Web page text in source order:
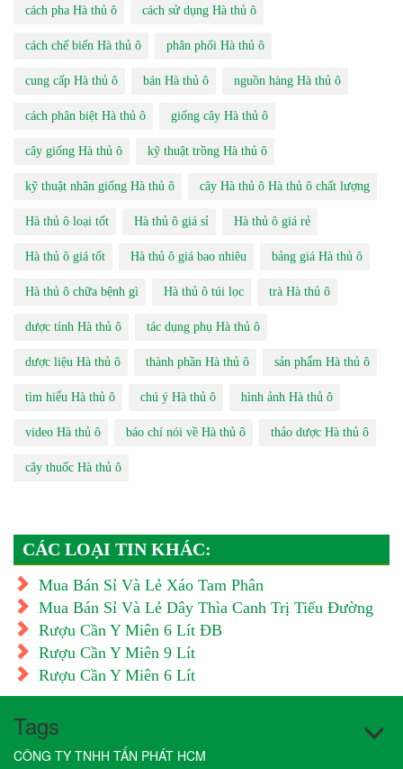
cách pha Hà thủ ô cách sử dụng Hà thủ ô
cách chế biến Hà thủ ô phân phối Hà thủ ô
cung cấp Hà thủ ô bán Hà thủ ô nguồn hàng Hà thủ ô
cách phân biệt Hà thủ ô giống cây Hà thủ ô
cây giống Hà thủ ô kỹ thuật trồng Hà thủ ô
kỹ thuật nhân giống Hà thủ ô cây Hà thủ ô Hà thủ ô chất lượng
Hà thủ ô loại tốt Hà thủ ô giá sỉ Hà thủ ô giá rẻ
Hà thủ ô giá tốt Hà thủ ô giá bao nhiêu bảng giá Hà thủ ô
Hà thủ ô chữa bệnh gì Hà thủ ô túi lọc trà Hà thủ ô
dược tính Hà thủ ô tác dụng phụ Hà thủ ô
dược liệu Hà thủ ô thành phần Hà thủ ô sản phẩm Hà thủ ô
tìm hiểu Hà thủ ô chú ý Hà thủ ô hình ảnh Hà thủ ô
video Hà thủ ô báo chí nói về Hà thủ ô thảo dược Hà thủ ô
cây thuốc Hà thủ ô
CÁC LOẠI TIN KHÁC:
Mua Bán Sỉ Và Lẻ Xáo Tam Phân
Mua Bán Sỉ Và Lẻ Dây Thìa Canh Trị Tiểu Đường
Rượu Cần Y Miên 6 Lít ĐB
Rượu Cần Y Miên 9 Lít
Rượu Cần Y Miên 6 Lít
Tags
CÔNG TY TNHH TẤN PHÁT HCM